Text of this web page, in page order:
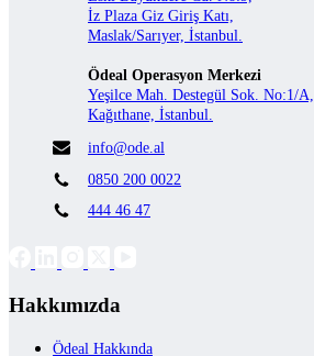
İz Plaza Giz Giriş Katı,
Maslak/Sarıyer, İstanbul.
Ödeal Operasyon Merkezi
Yeşilce Mah. Destegül Sok. No:1/A,
Kağıthane, İstanbul.
info@ode.al
0850 200 0022
444 46 47
Hakkımızda
Ödeal Hakkında